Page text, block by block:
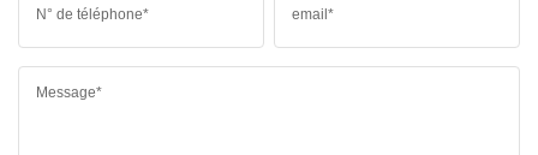
N° de téléphone* email*
Message*